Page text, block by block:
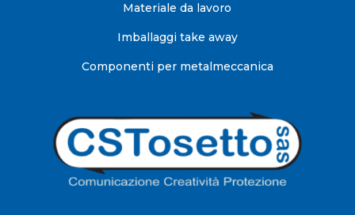
Materiale da lavoro
Imballaggi take away
Componenti per metalmeccanica